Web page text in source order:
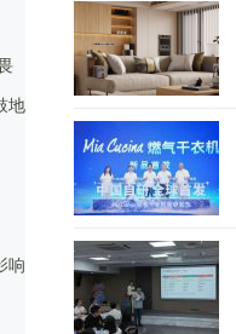
地
响